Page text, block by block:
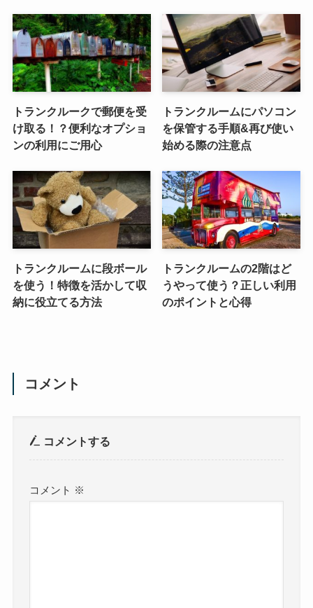
トランクルークで郵便を受
け取る！？便利なオプショ
ンの利用にご用心
トランクルームにパソコン
を保管する手順&再び使い
始める際の注意点
トランクルームに段ボール
を使う！特徴を活かして収
納に役立てる方法
トランクルームの2階はど
うやって使う？正しい利用
のポイントと心得
コメント
コメントする
コメント ※